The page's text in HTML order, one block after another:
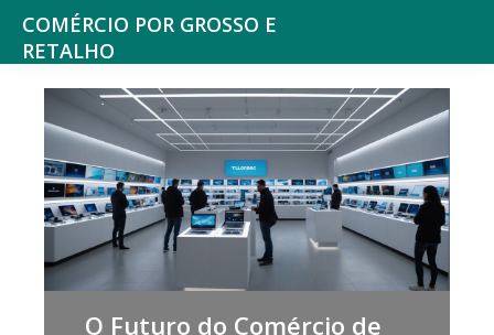
Saltar
para
menu
principal
Skip
main
content
COMÉRCIO POR GROSSO E
RETALHO
Espaço
de
reflexão
sobre
Comércio
O Futuro do Comércio de